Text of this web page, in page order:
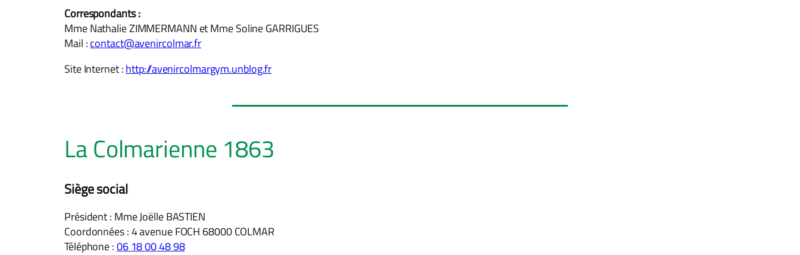
Correspondants :
Mme Nathalie ZIMMERMANN et Mme Soline GARRIGUES
Mail :contact@avenircolmar.fr
Site Internet :http://avenircolmargym.unblog.fr
La Colmarienne 1863
Siège social
Président : Mme Joëlle BASTIEN
Coordonnées : 4 avenue FOCH 68000 COLMAR
Téléphone :06 18 00 48 98